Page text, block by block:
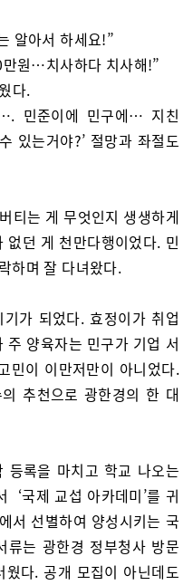
알아서 하세요!”
원…치사하다 치사해!”
다.
민준이에 민구에… 지친
있는거야?’ 절망과 좌절도
티는 게 무엇인지 생생하게
던 게 천만다행이었다. 민
하며 잘 다녀왔다.
가 되었다. 효정이가 취업
양육자는 민구가 기업 서
민이 이만저만이 아니었다.
추천으로 광한경의 한 대
등록을 마치고 학교 나오는
‘국제 교섭 아카데미’를 귀
서 선별하여 양성시키는 국
류는 광한경 정부청사 방문
다. 공개 모집이 아닌데도